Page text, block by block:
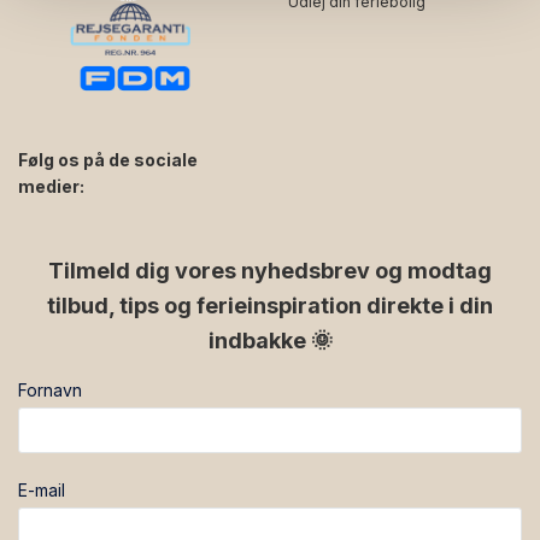
Følg os på de sociale
medier:
Tilmeld dig vores nyhedsbrev og modtag
tilbud, tips og ferieinspiration direkte i din
indbakke 🌞
Fornavn
E-mail